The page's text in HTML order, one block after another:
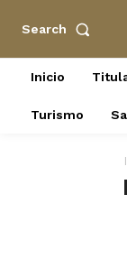
Search
Inicio
Turismo